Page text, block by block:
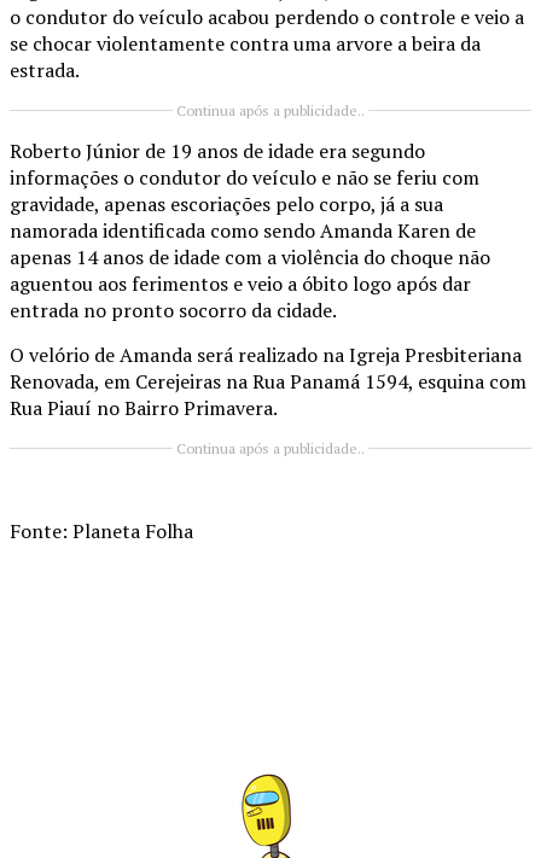
o condutor do veículo acabou perdendo o controle e veio a
se chocar violentamente contra uma arvore a beira da
estrada.
Continua após a publicidade..
Roberto Júnior de 19 anos de idade era segundo
informações o condutor do veículo e não se feriu com
gravidade, apenas escoriações pelo corpo, já a sua
namorada identificada como sendo Amanda Karen de
apenas 14 anos de idade com a violência do choque não
aguentou aos ferimentos e veio a óbito logo após dar
entrada no pronto socorro da cidade.
O velório de Amanda será realizado na Igreja Presbiteriana
Renovada, em Cerejeiras na Rua Panamá 1594, esquina com
Rua Piauí no Bairro Primavera.
Continua após a publicidade..
Fonte: Planeta Folha